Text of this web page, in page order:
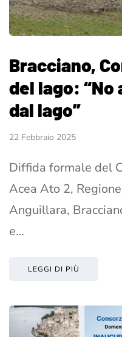
Bracciano,
del lago:
dal lago”
22 Febbraio 2025
Diffida formale del
Acea Ato 2,
Anguillara,
e…
LEGGI DI PIÙ